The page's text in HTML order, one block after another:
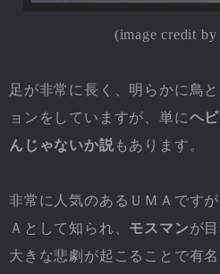
(image credit by
足が非常に長く、明らかに鳥
ョンをしていますが、単にヘ
んじゃないか説 もあります。
非常に人気のあるＵＭＡです
Ａとして知られ、 モスマンが
大きな悲劇が起こることで有名